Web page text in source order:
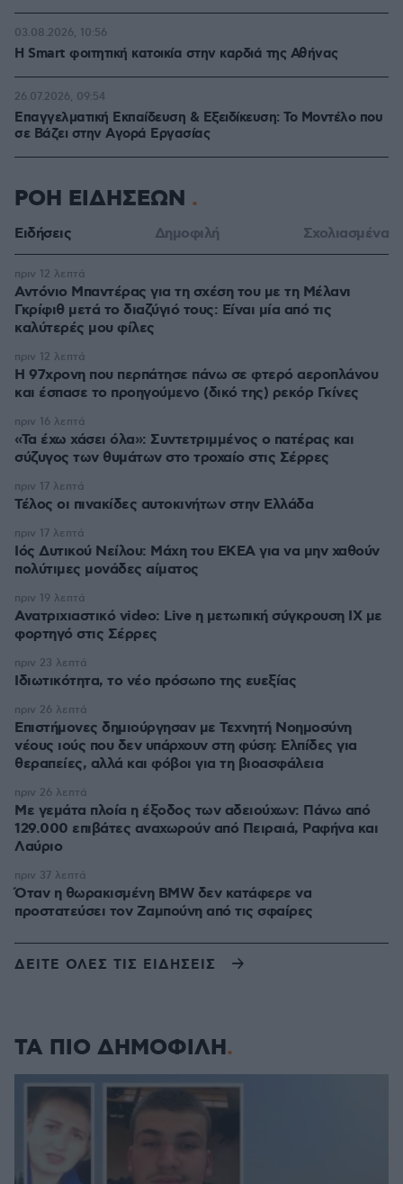
Η Smart φοιτητική κατοικία στην καρδιά της Αθήνας
03.08.2026, 10:56
Επαγγελματική Εκπαίδευση & Εξειδίκευση: Το Mοντέλο που
σε Bάζει στην Aγορά Eργασίας
26.07.2026, 09:54
ΡΟΗ ΕΙΔΗΣΕΩΝ
Ειδήσεις Δημοφιλή Σχολιασμένα
Αντόνιο Μπαντέρας για τη σχέση του με τη Μέλανι
Γκρίφιθ μετά το διαζύγιό τους: Είναι μία από τις
καλύτερές μου φίλες
πριν 12 λεπτά
Η 97χρονη που περπάτησε πάνω σε φτερό αεροπλάνου
και έσπασε το προηγούμενο (δικό της) ρεκόρ Γκίνες
πριν 12 λεπτά
«Τα έχω χάσει όλα»: Συντετριμμένος ο πατέρας και
σύζυγος των θυμάτων στο τροχαίο στις Σέρρες
πριν 16 λεπτά
Τέλος οι πινακίδες αυτοκινήτων στην Ελλάδα
πριν 17 λεπτά
Ιός Δυτικού Νείλου: Μάχη του ΕΚΕΑ για να μην χαθούν
πολύτιμες μονάδες αίματος
πριν 17 λεπτά
Ανατριχιαστικό video: Live η μετωπική σύγκρουση ΙΧ με
φορτηγό στις Σέρρες
πριν 19 λεπτά
Ιδιωτικότητα, το νέο πρόσωπο της ευεξίας
πριν 23 λεπτά
Επιστήμονες δημιούργησαν με Τεχνητή Νοημοσύνη
νέους ιούς που δεν υπάρχουν στη φύση: Ελπίδες για
θεραπείες, αλλά και φόβοι για τη βιοασφάλεια
πριν 26 λεπτά
Με γεμάτα πλοία η έξοδος των αδειούχων: Πάνω από
129.000 επιβάτες αναχωρούν από Πειραιά, Ραφήνα και
Λαύριο
πριν 26 λεπτά
Όταν η θωρακισμένη BMW δεν κατάφερε να
προστατεύσει τον Ζαμπούνη από τις σφαίρες
πριν 37 λεπτά
ΔΕΙΤΕ ΟΛΕΣ ΤΙΣ ΕΙΔΗΣΕΙΣ
ΤΑ ΠΙΟ ΔΗΜΟΦΙΛΗ